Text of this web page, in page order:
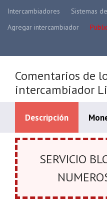
Intercambiadores Sistemas
Agregar intercambiador
Comentarios de
intercambiador
Descripción
SERVICIO